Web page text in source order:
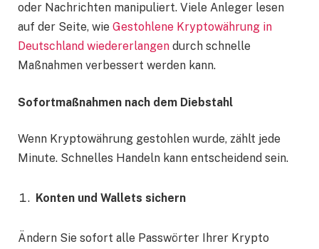
oder Nachrichten manipuliert. Viele Anleger lesen
auf der Seite, wie Gestohlene Kryptowährung in
Deutschland wiedererlangen durch schnelle
Maßnahmen verbessert werden kann.
Sofortmaßnahmen nach dem Diebstahl
Wenn Kryptowährung gestohlen wurde, zählt jede
Minute. Schnelles Handeln kann entscheidend sein.
Konten und Wallets sichern
Ändern Sie sofort alle Passwörter Ihrer Krypto